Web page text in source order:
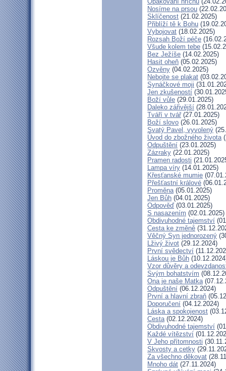
Nosíme na prsou
Sklíčenost (21.02.2025)
Přiblíží tě k Bohu
Vybojovat (18.02.2025)
Rozsah Boží péče
Všude kolem tebe
Bez Ježíše (14.02.2025)
Hasit oheň (05.02.2025)
Ozvěny (04.02.2025)
Nebojte se plakat
Synáčkové moji
Jen zkušeností
Boží vůle (29.01.2025)
Daleko zářivější
Tváří v tvář(27.01.2025)
Boží slovo (26.01.2025)
Svatý Pavel, vyvolený
Úvod do zbožného života
Odpuštění (23.01.2025)
Zázraky (22.01.2025)
Pramen radosti
Lampa víry (14.01.2025)
Křesťanské mumie
Přešťastní králové
Proměna(05.01.2025)
Jen Bůh (04.01.2025)
Odpověď (03.01.2025)
S nasazením (02.01.2025)
Obdivuhodné tajemství
Cesta ke změně
Věčný Syn jednorozený
Lživý život (29.12.2024)
První svědectví
Láskou je Bůh
Vzor důvěry a
Svým bohatstvím
Ona je naše Matka
Odpuštění (06.12.2024)
První a hlavní zbraň
Doporučení (04.12.2024)
Láska a spokojenost
Cesta(02.12.2024)
Obdivuhodné tajemství
Každé vítězství
V Jeho přítomnosti
Skvosty a cetky
Za všechno děkovat
Mnoho dát (27.11.2024)